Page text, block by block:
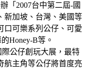
「2007台中第二屆-國
新加坡、台灣、美國等
口可樂系列公仔、可愛
Honey-B等。
公仔創玩大展，最特
航主角等公仔將首度亮